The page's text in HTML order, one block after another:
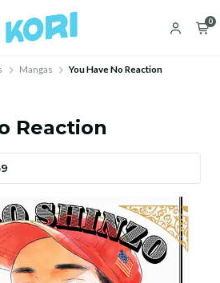
0
Mangas You Have No Reaction
Reaction